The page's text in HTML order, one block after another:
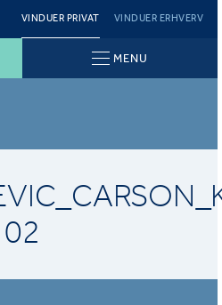
VINDUER PRIVAT VINDUER ERHVERV
MENU
02